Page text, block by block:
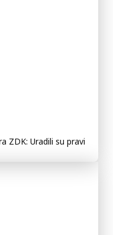
ZDK: Uradili su pravi